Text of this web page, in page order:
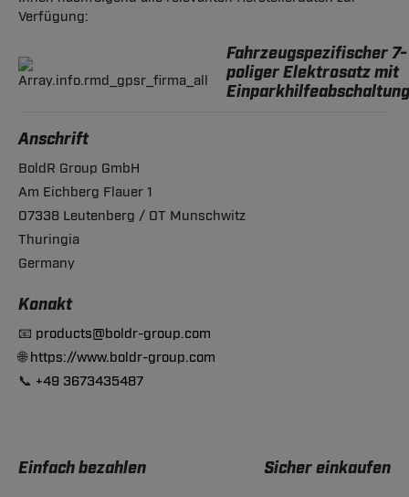
Verfügung:
Fahrzeugspezifischer 7-
poliger Elektrosatz mit
Einparkhilfeabschaltung
Anschrift
BoldR Group GmbH
Am Eichberg Flauer 1
07338 Leutenberg / OT Munschwitz
Thuringia
Germany
Konakt
📧 products@boldr-group.com
🌐https://www.boldr-group.com
📞 +49 3673435487
Einfach bezahlen Sicher einkaufen